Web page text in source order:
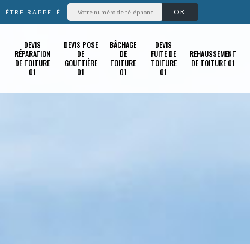
ÊTRE RAPPELÉ
DEVIS
RÉPARATION
DE TOITURE
01
DEVIS POSE
DE
GOUTTIÈRE
01
BÂCHAGE
DE
TOITURE
01
DEVIS
FUITE DE
TOITURE
01
REHAUSSEMENT
DE TOITURE 01